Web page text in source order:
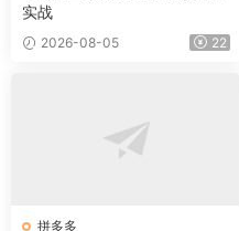
实战
2026-08-05 22
拼多多